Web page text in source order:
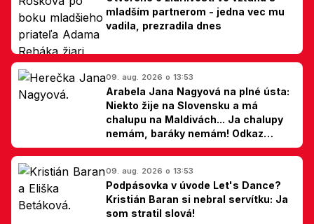
mladším partnerom - jedna vec mu
vadila, prezradila dnes
09. aug. 2026 o 13:53
Arabela Jana Nagyová na plné ústa:
Niekto žije na Slovensku a má
chalupu na Maldivách... Ja chalupy
nemám, baráky nemám! Odkaz
Slovákom
09. aug. 2026 o 13:53
Podpásovka v úvode Let's Dance?
Kristián Baran si nebral servítku: Ja
som stratil slová!